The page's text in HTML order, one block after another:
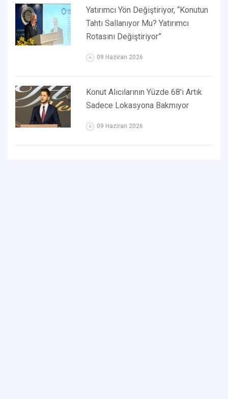
Yatırımcı Yön Değiştiriyor, “Konutun
Tahtı Sallanıyor Mu? Yatırımcı
Rotasını Değiştiriyor”
09 Haziran 2026
Konut Alıcılarının Yüzde 68'i Artık
Sadece Lokasyona Bakmıyor
09 Haziran 2026